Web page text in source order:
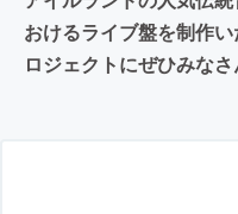
おけるライブ盤を制作
ロジェクトにぜひみなさ